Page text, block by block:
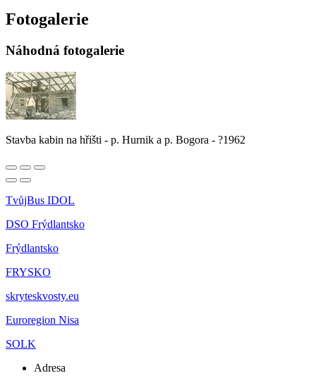
Fotogalerie
Náhodná fotogalerie
Stavba kabin na hřišti - p. Hurnik a p. Bogora - ?1962
TvůjBus IDOL
DSO Frýdlantsko
Frýdlantsko
FRYSKO
skryteskvosty.eu
Euroregion Nisa
SOLK
Adresa